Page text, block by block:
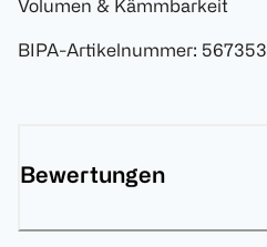
Volumen & Kämmbarkeit
BIPA-Artikelnummer: 567353
Bewertungen